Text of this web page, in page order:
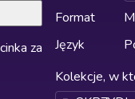
za
Format
Język
Kolekcje, w